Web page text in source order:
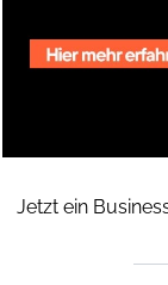
Jetzt ein